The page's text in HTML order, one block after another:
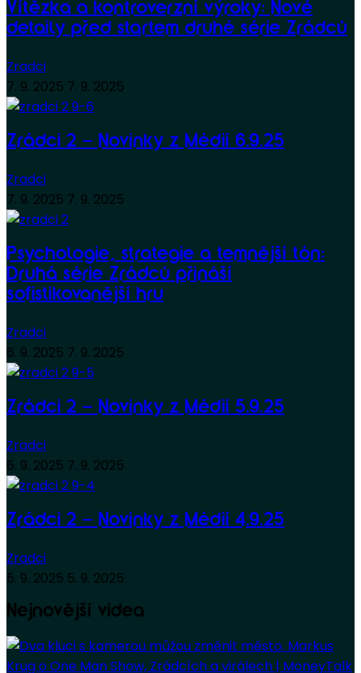
Vítězka a kontroverzní výroky: Nové
detaily před startem druhé série Zrádců
Zradci
7. 9. 2025 7. 9. 2025
Zrádci 2 – Novinky z Médií 6.9.25
Zradci
7. 9. 2025 7. 9. 2025
Psychologie, strategie a temnější tón:
Druhá série Zrádců přináší
sofistikovanější hru
Zradci
6. 9. 2025 7. 9. 2025
Zrádci 2 – Novinky z Médií 5.9.25
Zradci
6. 9. 2025 7. 9. 2025
Zrádci 2 – Novinky z Médií 4.9.25
Zradci
5. 9. 2025 5. 9. 2025
Nejnovější videa